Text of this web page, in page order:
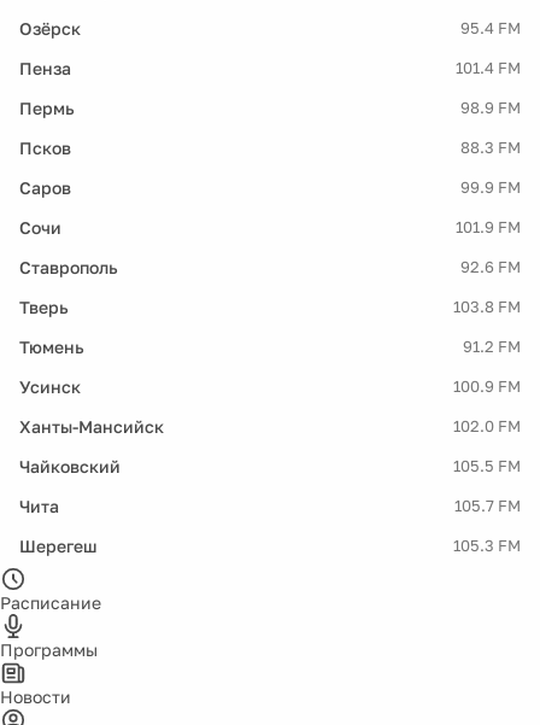
Озёрск 95.4 FM
Пенза 101.4 FM
Пермь 98.9 FM
Псков 88.3 FM
Саров 99.9 FM
Сочи 101.9 FM
Ставрополь 92.6 FM
Тверь 103.8 FM
Тюмень 91.2 FM
Усинск 100.9 FM
Ханты-Мансийск 102.0 FM
Чайковский 105.5 FM
Чита 105.7 FM
Шерегеш 105.3 FM
Расписание
Программы
Новости